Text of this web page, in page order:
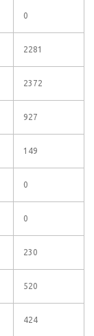
0
2281
2372
927
149
0
0
230
520
424